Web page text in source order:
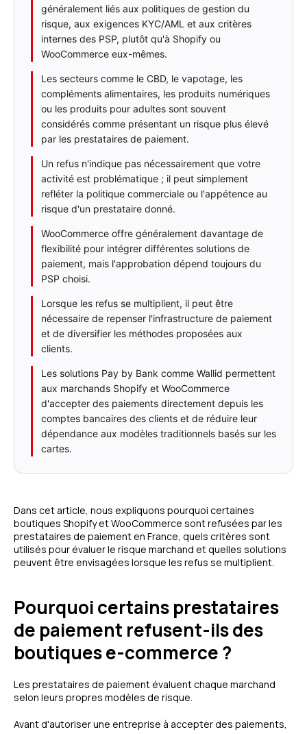
généralement liés aux politiques de gestion du
risque, aux exigences KYC/AML et aux critères
internes des PSP, plutôt qu'à Shopify ou
WooCommerce eux-mêmes.
Les secteurs comme le CBD, le vapotage, les
compléments alimentaires, les produits numériques
ou les produits pour adultes sont souvent
considérés comme présentant un risque plus élevé
par les prestataires de paiement.
Un refus n'indique pas nécessairement que votre
activité est problématique ; il peut simplement
refléter la politique commerciale ou l'appétence au
risque d'un prestataire donné.
WooCommerce offre généralement davantage de
flexibilité pour intégrer différentes solutions de
paiement, mais l'approbation dépend toujours du
PSP choisi.
Lorsque les refus se multiplient, il peut être
nécessaire de repenser l'infrastructure de paiement
et de diversifier les méthodes proposées aux
clients.
Les solutions Pay by Bank comme Wallid permettent
aux marchands Shopify et WooCommerce
d'accepter des paiements directement depuis les
comptes bancaires des clients et de réduire leur
dépendance aux modèles traditionnels basés sur les
cartes.
Dans cet article, nous expliquons pourquoi certaines
boutiques Shopify et WooCommerce sont refusées par les
prestataires de paiement en France, quels critères sont
utilisés pour évaluer le risque marchand et quelles solutions
peuvent être envisagées lorsque les refus se multiplient.
Pourquoi certains prestataires
de paiement refusent-ils des
boutiques e-commerce ?
Les prestataires de paiement évaluent chaque marchand
selon leurs propres modèles de risque.
Avant d'autoriser une entreprise à accepter des paiements,